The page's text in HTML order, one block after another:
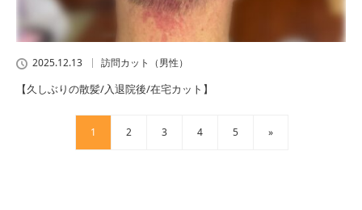
2025.12.13 訪問カット（男性）
【久しぶりの散髪/入退院後/在宅カット】
1 2 3 4 5 »